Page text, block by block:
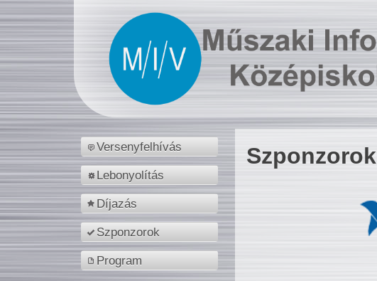
Versenyfelhívás
Lebonyolítás
Díjazás
Szponzorok
Program
Szponzorok